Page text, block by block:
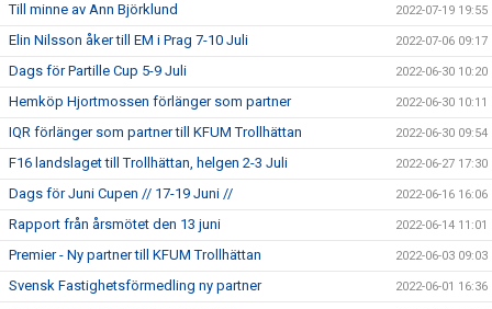
Till minne av Ann Björklund 2022-07-19 19:55
Elin Nilsson åker till EM i Prag 7-10 Juli 2022-07-06 09:17
Dags för Partille Cup 5-9 Juli 2022-06-30 10:20
Hemköp Hjortmossen förlänger som partner 2022-06-30 10:11
IQR förlänger som partner till KFUM Trollhättan 2022-06-30 09:54
F16 landslaget till Trollhättan, helgen 2-3 Juli 2022-06-27 17:30
Dags för Juni Cupen // 17-19 Juni // 2022-06-16 16:06
Rapport från årsmötet den 13 juni 2022-06-14 11:01
Premier - Ny partner till KFUM Trollhättan 2022-06-03 09:03
Svensk Fastighetsförmedling ny partner 2022-06-01 16:36